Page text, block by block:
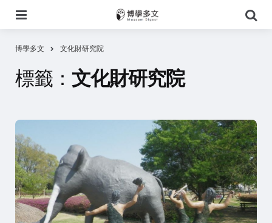
尋
博學多文 文化財研究院
標籤： 文化財研究院